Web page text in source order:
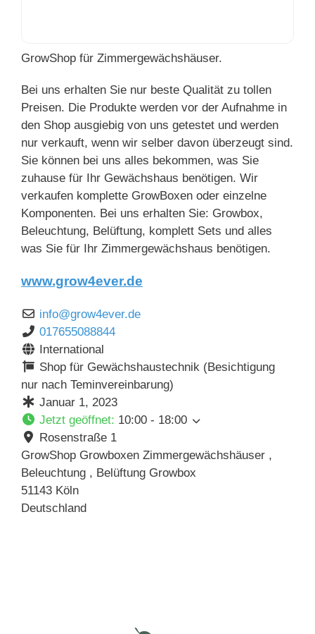
GrowShop für Zimmergewächshäuser.
Bei uns erhalten Sie nur beste Qualität zu tollen
Preisen. Die Produkte werden vor der Aufnahme in
den Shop ausgiebig von uns getestet und werden
nur verkauft, wenn wir selber davon überzeugt sind.
Sie können bei uns alles bekommen, was Sie
zuhause für Ihr Gewächshaus benötigen. Wir
verkaufen komplette GrowBoxen oder einzelne
Komponenten. Bei uns erhalten Sie: Growbox,
Beleuchtung, Belüftung, komplett Sets und alles
was Sie für Ihr Zimmergewächshaus benötigen.
www.grow4ever.de
info@grow4ever.de
017655088844
International
Shop für Gewächshaustechnik (Besichtigung
nur nach Teminvereinbarung)
Januar 1, 2023
Jetzt geöffnet: 10:00 - 18:00
Rosenstraße 1
GrowShop Growboxen Zimmergewächshäuser ,
Beleuchtung , Belüftung Growbox
51143 Köln
Deutschland